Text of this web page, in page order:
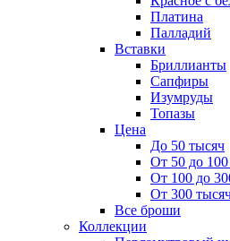
Платина
Палладий
Вставки
Бриллианты
Сапфиры
Изумруды
Топазы
Цена
До 50 тысяч
От 50 до
От 100 до
От 300
Все броши
Коллекции